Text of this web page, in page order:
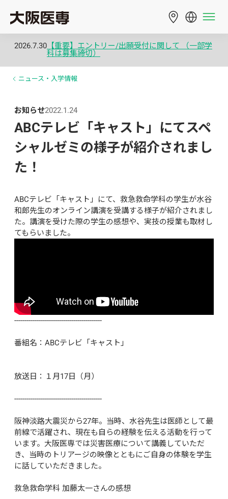
2026.7.30 【重要】エントリー/出願受付に関して （一部学
科は募集締切）
ニュース・入学情報
お知らせ2022.1.24
ABCテレビ「キャスト」にてスペ
シャルゼミの様子が紹介されまし
た！
ABCテレビ「キャスト」にて、救急救命学科の学生が水谷
和郎先生のオンライン講演を受講する様子が紹介されまし
た。講演を受けた際の学生の感想や、実技の授業も取材し
てもらいました。
-------------------------------------------
番組名：ABCテレビ「キャスト」
放送日：１月17日（月）
-------------------------------------------
阪神淡路大震災から27年。当時、水谷先生は医師として最
前線で活躍され、現在も自らの経験を伝える活動を行って
います。大阪医専では災害医療について講義していただ
き、当時のトリアージの映像とともにご自身の体験を学生
に話していただきました。
救急救命学科 加藤太一さんの感想